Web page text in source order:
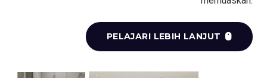
PELAJARI LEBIH LANJUT